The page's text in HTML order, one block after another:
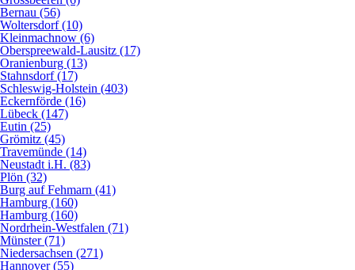
Bernau (56)
Woltersdorf (10)
Kleinmachnow (6)
Oberspreewald-Lausitz (17)
Oranienburg (13)
Stahnsdorf (17)
Schleswig-Holstein (403)
Eckernförde (16)
Lübeck (147)
Eutin (25)
Grömitz (45)
Travemünde (14)
Neustadt i.H. (83)
Plön (32)
Burg auf Fehmarn (41)
Hamburg (160)
Hamburg (160)
Nordrhein-Westfalen (71)
Münster (71)
Niedersachsen (271)
Hannover (55)